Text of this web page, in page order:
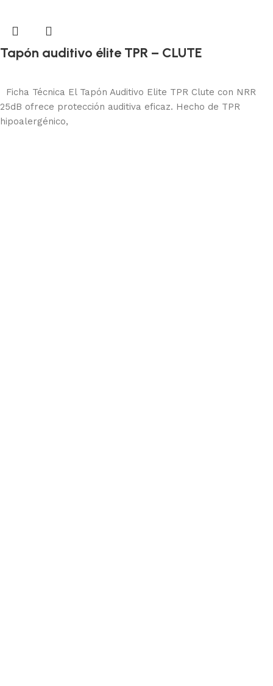
Tapón auditivo élite TPR – CLUTE
Protección auditiva
Ficha Técnica El Tapón Auditivo Elite TPR Clute con NRR
25dB ofrece protección auditiva eficaz. Hecho de TPR
hipoalergénico,